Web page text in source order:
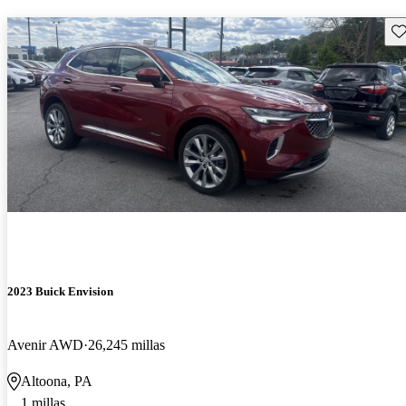
2023 Buick Envision
Avenir AWD 26,245 millas
Altoona, PA